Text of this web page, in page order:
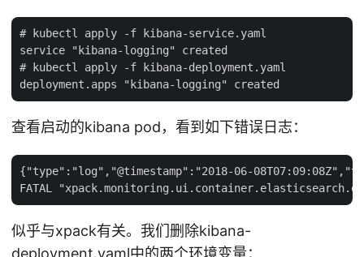
# kubectl apply -f kibana-service.yaml
service "kibana-logging" created
# kubectl apply -f kibana-deployment.yaml
查看启动的kibana pod，看到如下错误日志：
{"type":"log","@timestamp":"2018-06-
似乎与xpack有关。我们删除kibana-
deployment.yaml中的两个环境变量：